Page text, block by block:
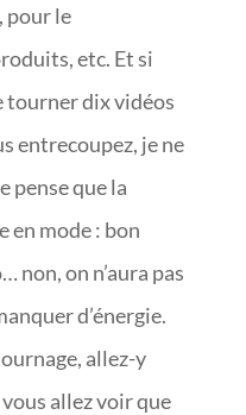
pour le
etc. Et si
tourner dix vidéos
entrecoupez, je ne
pense que la
en mode : bon
non, on n’aura pas
d’énergie.
allez-y
allez voir que